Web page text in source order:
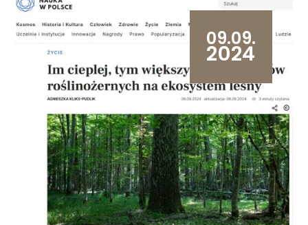
09.09.
2024